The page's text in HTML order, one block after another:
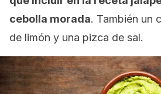
cebolla morada. También un
de limón y una pizca de sal.